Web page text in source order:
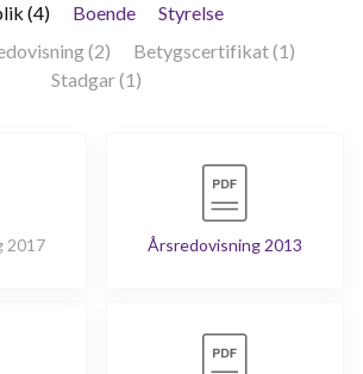
(4) Boende
Styrelse
(2)
Betygscertifikat (1)
Stadgar (1)
2017 Årsredovisning 2013